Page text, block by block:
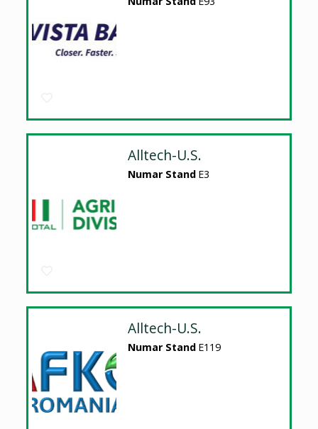
Alltech-U.S.
Numar Stand E3
Alltech-U.S.
Numar Stand E119